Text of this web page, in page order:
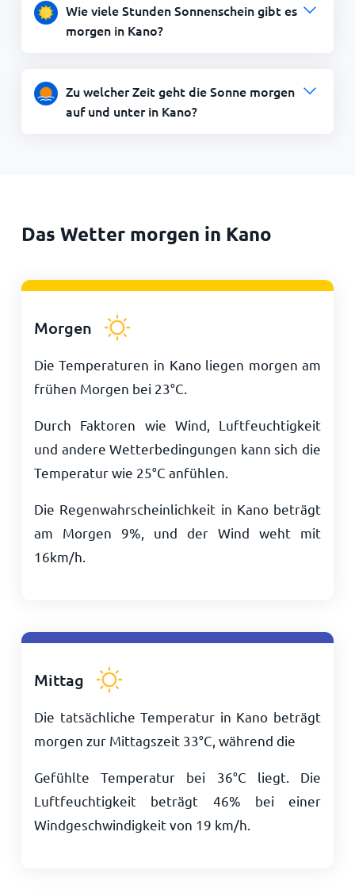
Wie viele Stunden Sonnenschein gibt es
morgen in Kano?
Zu welcher Zeit geht die Sonne morgen
auf und unter in Kano?
Das Wetter morgen in Kano
Morgen
Die Temperaturen in Kano liegen morgen am
frühen Morgen bei 23°C
Durch Faktoren wie Wind, Luftfeuchtigkeit
und andere Wetterbedingungen kann sich die
Temperatur wie 25°C anfühlen.
Die Regenwahrscheinlichkeit in Kano beträgt
am Morgen 9%, und der Wind weht mit
16km/h
Mittag
Die tatsächliche Temperatur in Kano beträgt
morgen zur Mittagszeit 33°C , während die
Gefühlte Temperatur bei 36°C liegt. Die
Luftfeuchtigkeit beträgt 46% bei einer
Windgeschwindigkeit von 19 km/h